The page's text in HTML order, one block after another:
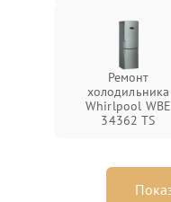
Ремонт
холодильника
Whirlpool WBE
34362 TS